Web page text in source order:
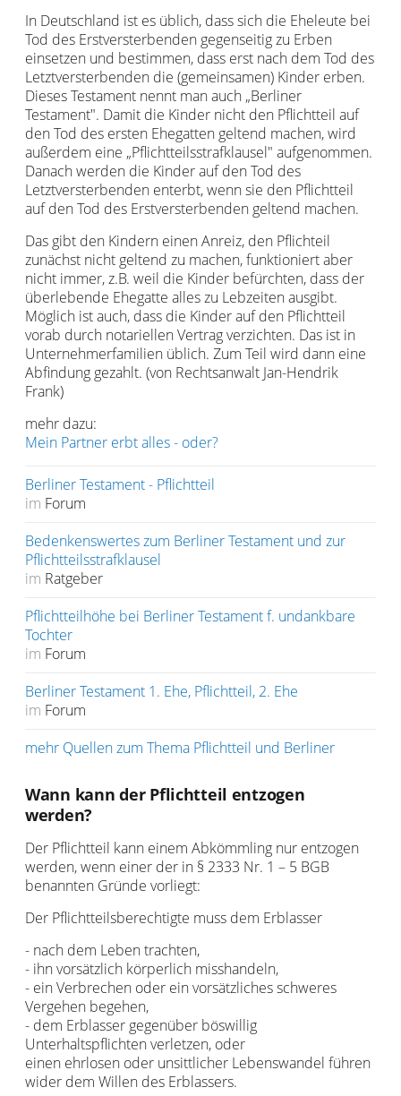
In Deutschland ist es üblich, dass sich die Eheleute bei
Tod des Erstversterbenden gegenseitig zu Erben
einsetzen und bestimmen, dass erst nach dem Tod des
Letztversterbenden die (gemeinsamen) Kinder erben.
Dieses Testament nennt man auch „Berliner
Testament". Damit die Kinder nicht den Pflichtteil auf
den Tod des ersten Ehegatten geltend machen, wird
außerdem eine „Pflichtteilsstrafklausel" aufgenommen.
Danach werden die Kinder auf den Tod des
Letztversterbenden enterbt, wenn sie den Pflichtteil
auf den Tod des Erstversterbenden geltend machen.
Das gibt den Kindern einen Anreiz, den Pflichteil
zunächst nicht geltend zu machen, funktioniert aber
nicht immer, z.B. weil die Kinder befürchten, dass der
überlebende Ehegatte alles zu Lebzeiten ausgibt.
Möglich ist auch, dass die Kinder auf den Pflichtteil
vorab durch notariellen Vertrag verzichten. Das ist in
Unternehmerfamilien üblich. Zum Teil wird dann eine
Abfindung gezahlt. (von Rechtsanwalt Jan-Hendrik
Frank)
mehr dazu:
Mein Partner erbt alles - oder?
Berliner Testament - Pflichtteil
im Forum
Bedenkenswertes zum Berliner Testament und zur
Pflichtteilsstrafklausel
im Ratgeber
Pflichtteilhöhe bei Berliner Testament f. undankbare
Tochter
im Forum
Berliner Testament 1. Ehe, Pflichtteil, 2. Ehe
im Forum
mehr Quellen zum Thema Pflichtteil und Berliner
Wann kann der Pflichtteil entzogen
werden?
Der Pflichtteil kann einem Abkömmling nur entzogen
werden, wenn einer der in § 2333 Nr. 1 – 5 BGB
benannten Gründe vorliegt:
Der Pflichtteilsberechtigte muss dem Erblasser
- nach dem Leben trachten,
- ihn vorsätzlich körperlich misshandeln,
- ein Verbrechen oder ein vorsätzliches schweres
Vergehen begehen,
- dem Erblasser gegenüber böswillig
Unterhaltspflichten verletzen, oder
einen ehrlosen oder unsittlicher Lebenswandel führen
wider dem Willen des Erblassers.